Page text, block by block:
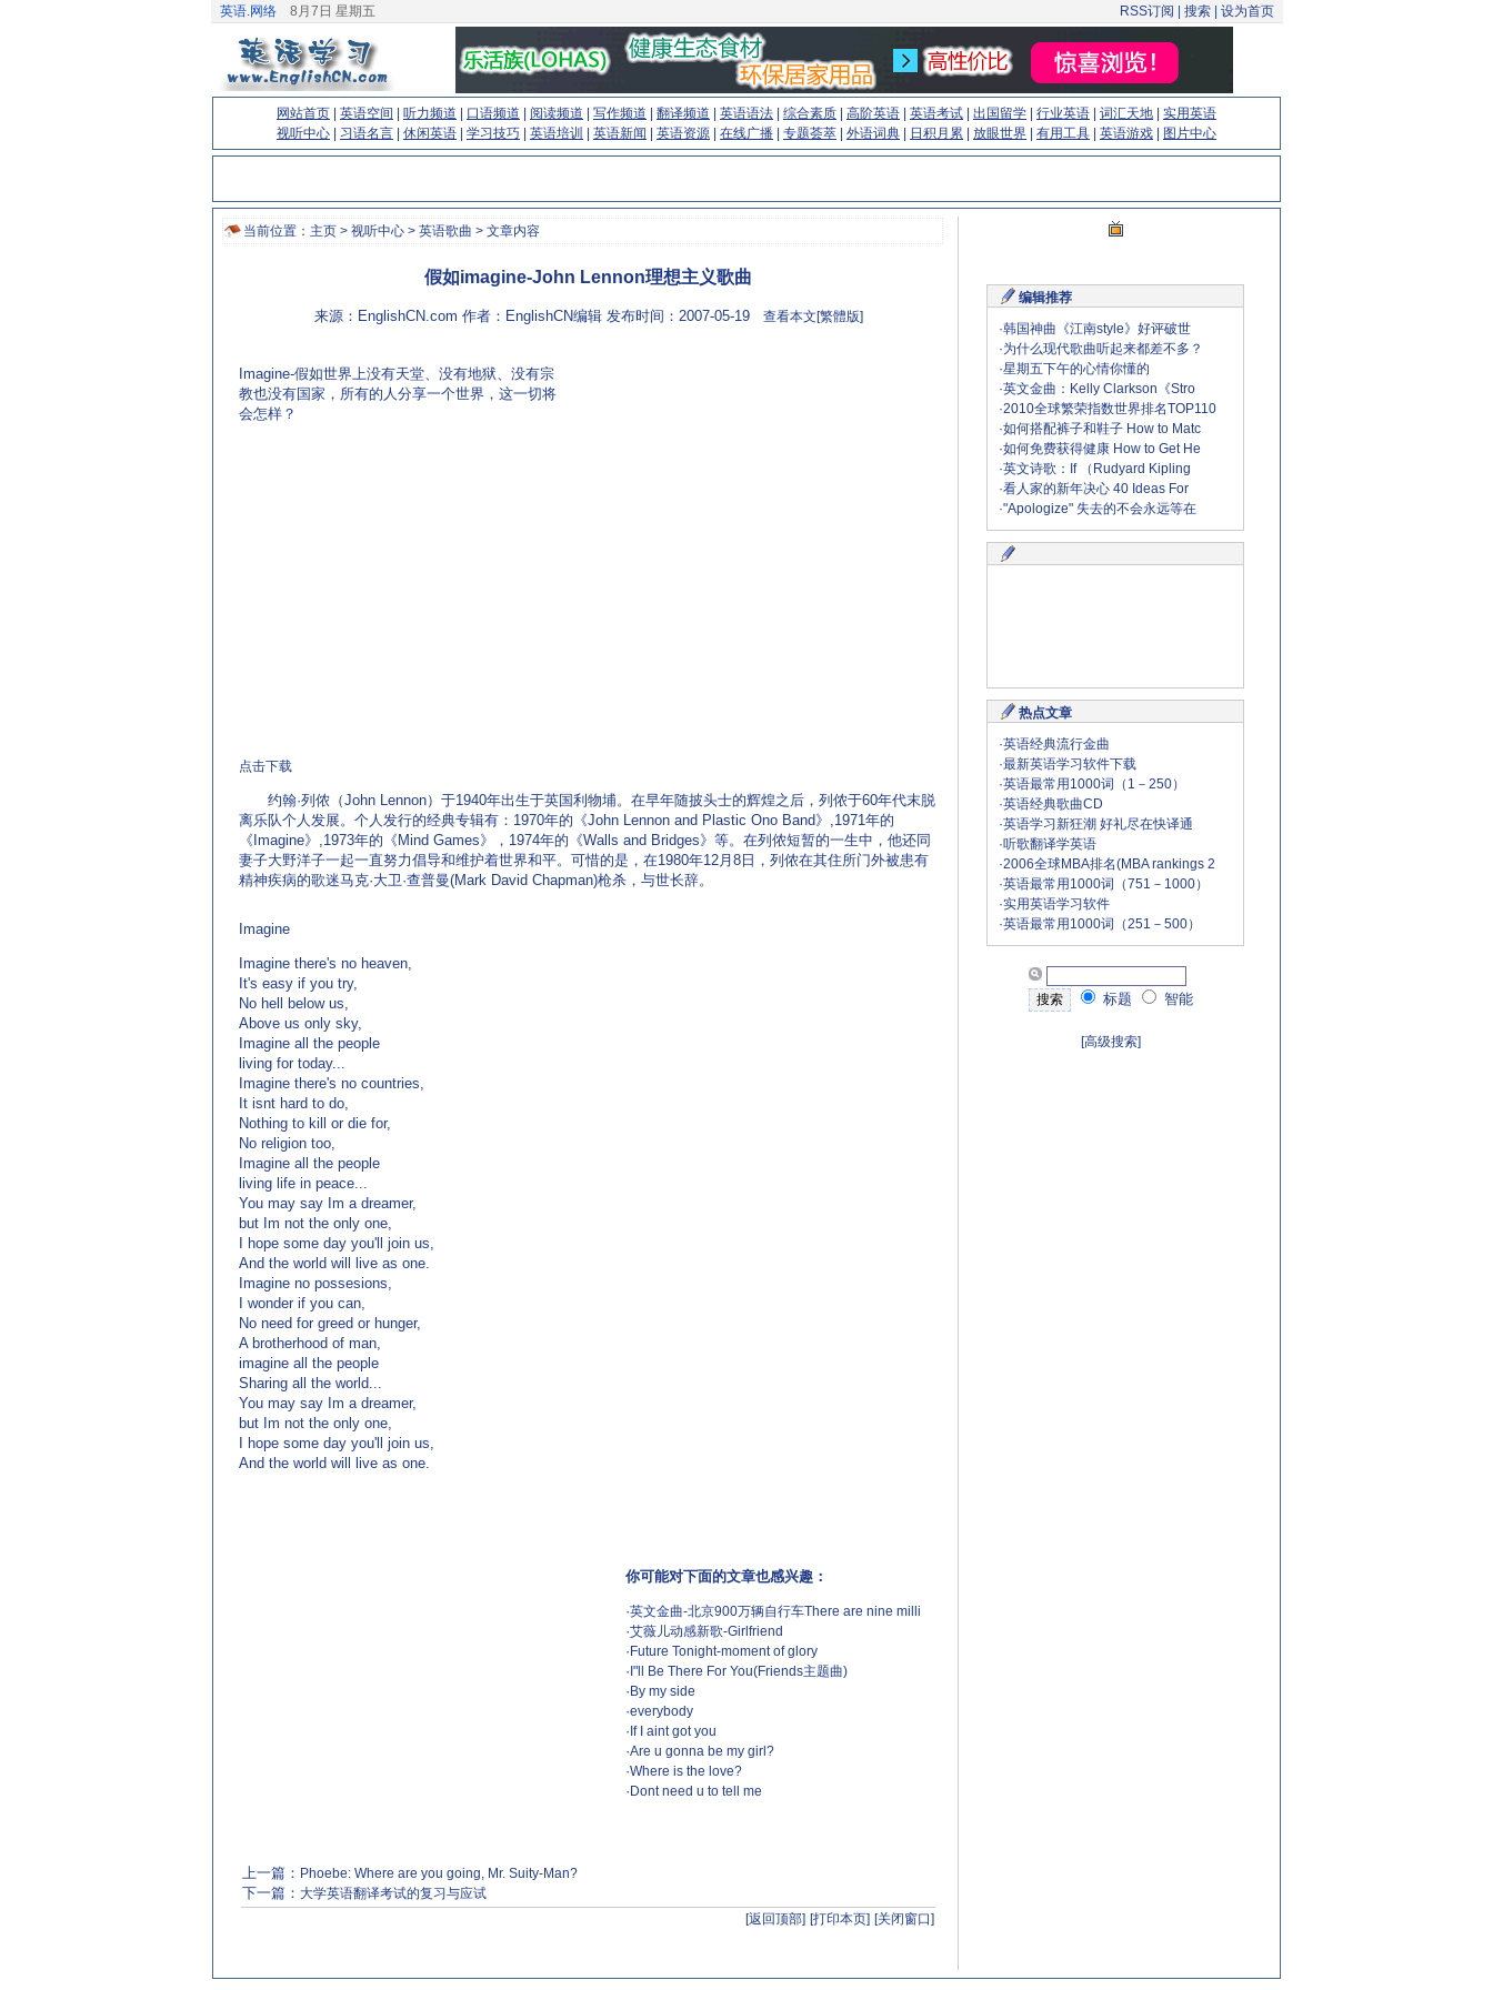
英语.网络 8月7日 星期五 RSS订阅 搜索 设为首页
网站首页 英语空间 听力频道 口语频道 阅读频道 写作频道 翻译频道 英语语法 综合素质 高阶英语 英语考试 出国留学 行业英语 词汇天地
实用英语
视听中心
习语名言 休闲英语 学习技巧 英语培训 英语新闻 英语资源 在线广播 专题荟萃 外语词典 日积月累 放眼世界 有用工具 英语游戏 图片中心
当前位置： 主页 > 视听中心 > 英语歌曲 > 文章内容
假如imagine-John Lennon理想主义歌曲
来源：EnglishCN.com 作者：EnglishCN编辑 发布时间：2007-05-19 查看本文[繁體版]
Imagine-假如世界上没有天堂、没有地狱、没有宗
教也没有国家，所有的人分享一个世界，这一切将
会怎样？
点击下载
约翰·列侬（John Lennon）于1940年出生于英国利物埔。在早年随披头士的辉煌之后，列侬于60年代末脱
离乐队个人发展。个人发行的经典专辑有：1970年的《John Lennon and Plastic Ono Band》,1971年的
《Imagine》,1973年的《Mind Games》，1974年的《Walls and Bridges》等。在列侬短暂的一生中，他还同
妻子大野洋子一起一直努力倡导和维护着世界和平。可惜的是，在1980年12月8日，列侬在其住所门外被患有
精神疾病的歌迷马克·大卫·查普曼(Mark David Chapman)枪杀，与世长辞。
Imagine
Imagine there's no heaven,
It's easy if you try,
No hell below us,
Above us only sky,
Imagine all the people
living for today...
Imagine there's no countries,
It isnt hard to do,
Nothing to kill or die for,
No religion too,
Imagine all the people
living life in peace...
You may say Im a dreamer,
but Im not the only one,
I hope some day you'll join us,
And the world will live as one.
Imagine no possesions,
I wonder if you can,
No need for greed or hunger,
A brotherhood of man,
imagine all the people
Sharing all the world...
You may say Im a dreamer,
but Im not the only one,
I hope some day you'll join us,
And the world will live as one.
你可能对下面的文章也感兴趣：
·英文金曲-北京900万辆自行车There are nine milli
·艾薇儿动感新歌-Girlfriend
· Future Tonight-moment of glory
· I"ll Be There For You(Friends主题曲)
· By my side
·everybody
· If I aint got you
·Are u gonna be my girl?
·Where is the love?
· Dont need u to tell me
上一篇： Phoebe: Where are you going, Mr. Suity-Man?
下一篇： 大学英语翻译考试的复习与应试
[返回顶部] [打印本页] [关闭窗口]
编辑推荐
·韩国神曲《江南style》好评破世
·为什么现代歌曲听起来都差不多？
·星期五下午的心情你懂的
·英文金曲：Kelly Clarkson《Stro
·2010全球繁荣指数世界排名TOP110
·如何搭配裤子和鞋子 How to Matc
·如何免费获得健康 How to Get He
·英文诗歌：If （Rudyard Kipling
·看人家的新年决心 40 Ideas For
·"Apologize" 失去的不会永远等在
热点文章
·英语经典流行金曲
·最新英语学习软件下载
·英语最常用1000词（1－250）
·英语经典歌曲CD
·英语学习新狂潮 好礼尽在快译通
·听歌翻译学英语
·2006全球MBA排名(MBA rankings 2
·英语最常用1000词（751－1000）
·实用英语学习软件
·英语最常用1000词（251－500）
标题 智能
[高级搜索]